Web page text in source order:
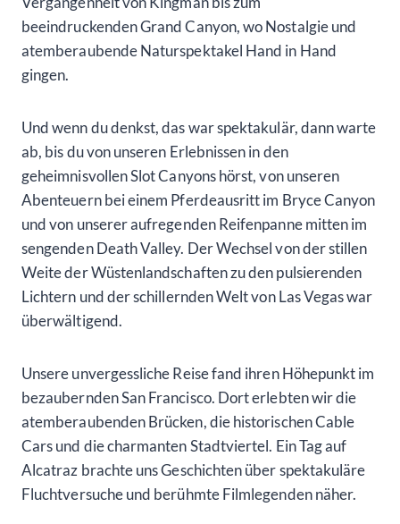
beeindruckenden Grand Canyon, wo Nostalgie und
atemberaubende Naturspektakel Hand in Hand
gingen.
Und wenn du denkst, das war spektakulär, dann warte
ab, bis du von unseren Erlebnissen in den
geheimnisvollen Slot Canyons hörst, von unseren
Abenteuern bei einem Pferdeausritt im Bryce Canyon
und von unserer aufregenden Reifenpanne mitten im
sengenden Death Valley. Der Wechsel von der stillen
Weite der Wüstenlandschaften zu den pulsierenden
Lichtern und der schillernden Welt von Las Vegas war
überwältigend.
Unsere unvergessliche Reise fand ihren Höhepunkt im
bezaubernden San Francisco. Dort erlebten wir die
atemberaubenden Brücken, die historischen Cable
Cars und die charmanten Stadtviertel. Ein Tag auf
Alcatraz brachte uns Geschichten über spektakuläre
Fluchtversuche und berühmte Filmlegenden näher.